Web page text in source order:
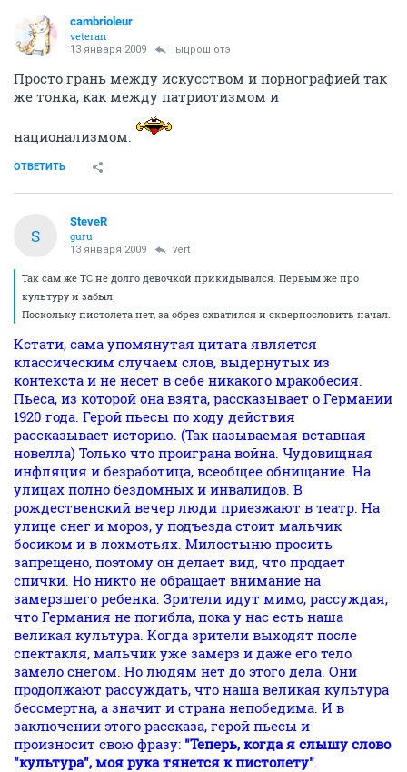
cambrioleur
veteran
13 января 2009 !ыцрош отэ
Просто грань между искусством и порнографией так
же тонка, как между патриотизмом и
национализмом.
ОТВЕТИТЬ
S
SteveR
guru
13 января 2009 vert
Так сам же ТС не долго девочкой прикидывался. Первым же про
культуру и забыл.
Поскольку пистолета нет, за обрез схватился и сквернословить начал.
Кстати, сама упомянутая цитата является
классическим случаем слов, выдернутых из
контекста и не несет в себе никакого мракобесия.
Пьеса, из которой она взята, рассказывает о Германии
1920 года. Герой пьесы по ходу действия
рассказывает историю. (Так называемая вставная
новелла) Только что проиграна война. Чудовищная
инфляция и безработица, всеобщее обнищание. На
улицах полно бездомных и инвалидов. В
рождественский вечер люди приезжают в театр. На
улице снег и мороз, у подъезда стоит мальчик
босиком и в лохмотьях. Милостыню просить
запрещено, поэтому он делает вид, что продает
спички. Но никто не обращает внимание на
замерзшего ребенка. Зрители идут мимо, рассуждая,
что Германия не погибла, пока у нас есть наша
великая культура. Когда зрители выходят после
спектакля, мальчик уже замерз и даже его тело
замело снегом. Но людям нет до этого дела. Они
продолжают рассуждать, что наша великая культура
бессмертна, а значит и страна непобедима. И в
заключении этого рассказа, герой пьесы и
произносит свою фразу: "Теперь, когда я слышу слово
"культура", моя рука тянется к пистолету".